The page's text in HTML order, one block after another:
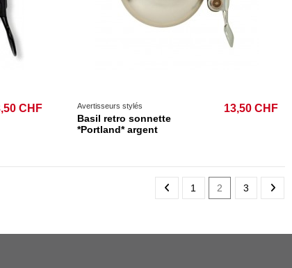
CHF Avertisseurs stylés
Basil retro sonnette
*Portland* argent
13,50 CHF
1 2 3